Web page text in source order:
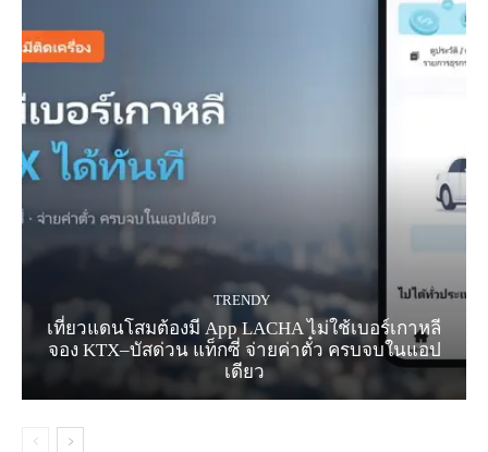
TRENDY
เที่ยวแดนโสมต้องมี App LACHA ไม่ใช้เบอร์เกาหลี
จอง KTX–บัสด่วน แท็กซี่ จ่ายค่าตั๋ว ครบจบในแอป
เดียว